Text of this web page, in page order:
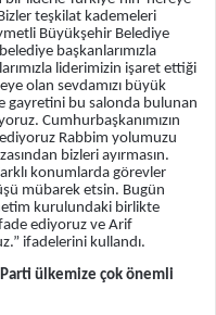
teşkilat kademeleri
Büyükşehir Belediye
başkanlarımızla
liderimizin işaret ettiği
olan sevdamızı büyük
gayretini bu salonda bulunan
Cumhurbaşkanımızın
Rabbim yolumuzu
bizleri ayırmasın.
konumlarda görevler
mübarek etsin. Bugün
kurulundaki birlikte
ifade ediyoruz ve Arif
ifadelerini kullandı.
ülkemize çok önemli